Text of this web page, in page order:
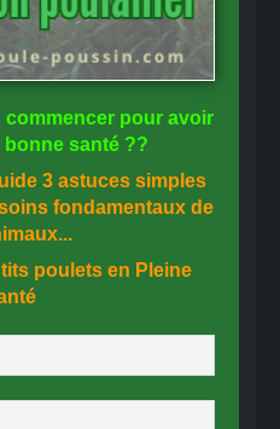
commencer pour avoir
bonne santé ??
3 astuces simples
fondamentaux de
poulets en Pleine